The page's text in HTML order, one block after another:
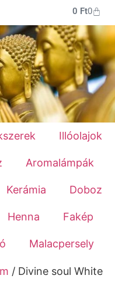
0 Ft0
Illóolajok
Aromalámpák
Kerámia Doboz
Henna Fakép
Malacpersely
/ Divine soul White